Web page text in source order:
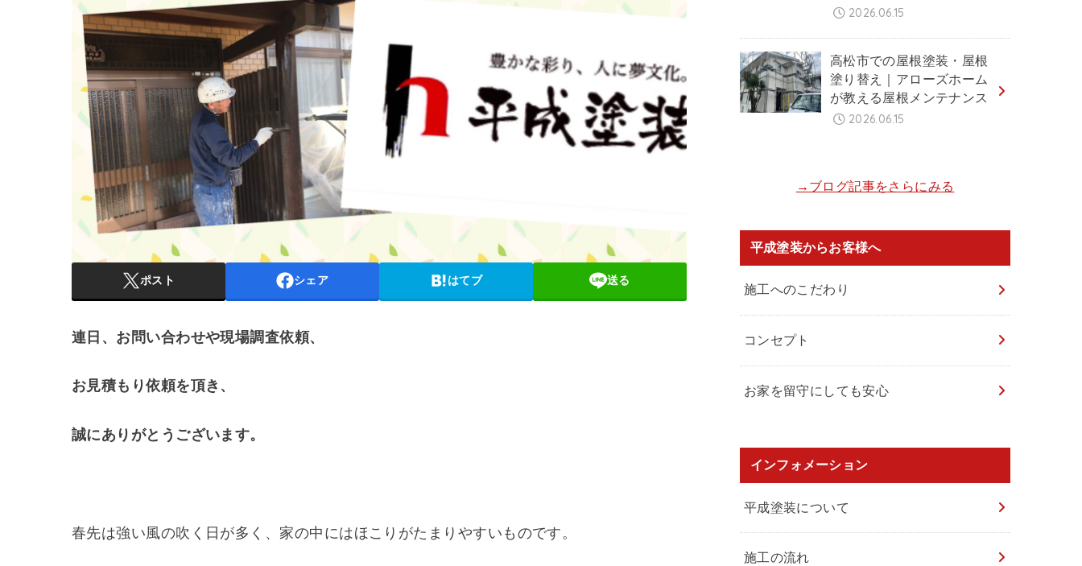
ポスト シェア はてブ 送る
連日、お問い合わせや現場調査依頼、
お見積もり依頼を頂き、
誠にありがとうございます。
春先は強い風の吹く日が多く、家の中にはほこりがたまりやすいものです。
2026.06.15
高松市での屋根塗装・屋根
塗り替え｜アローズホーム
が教える屋根メンテナンス
2026.06.15
→ブログ記事をさらにみる
平成塗装からお客様へ
施工へのこだわり
コンセプト
お家を留守にしても安心
インフォメーション
平成塗装について
施工の流れ